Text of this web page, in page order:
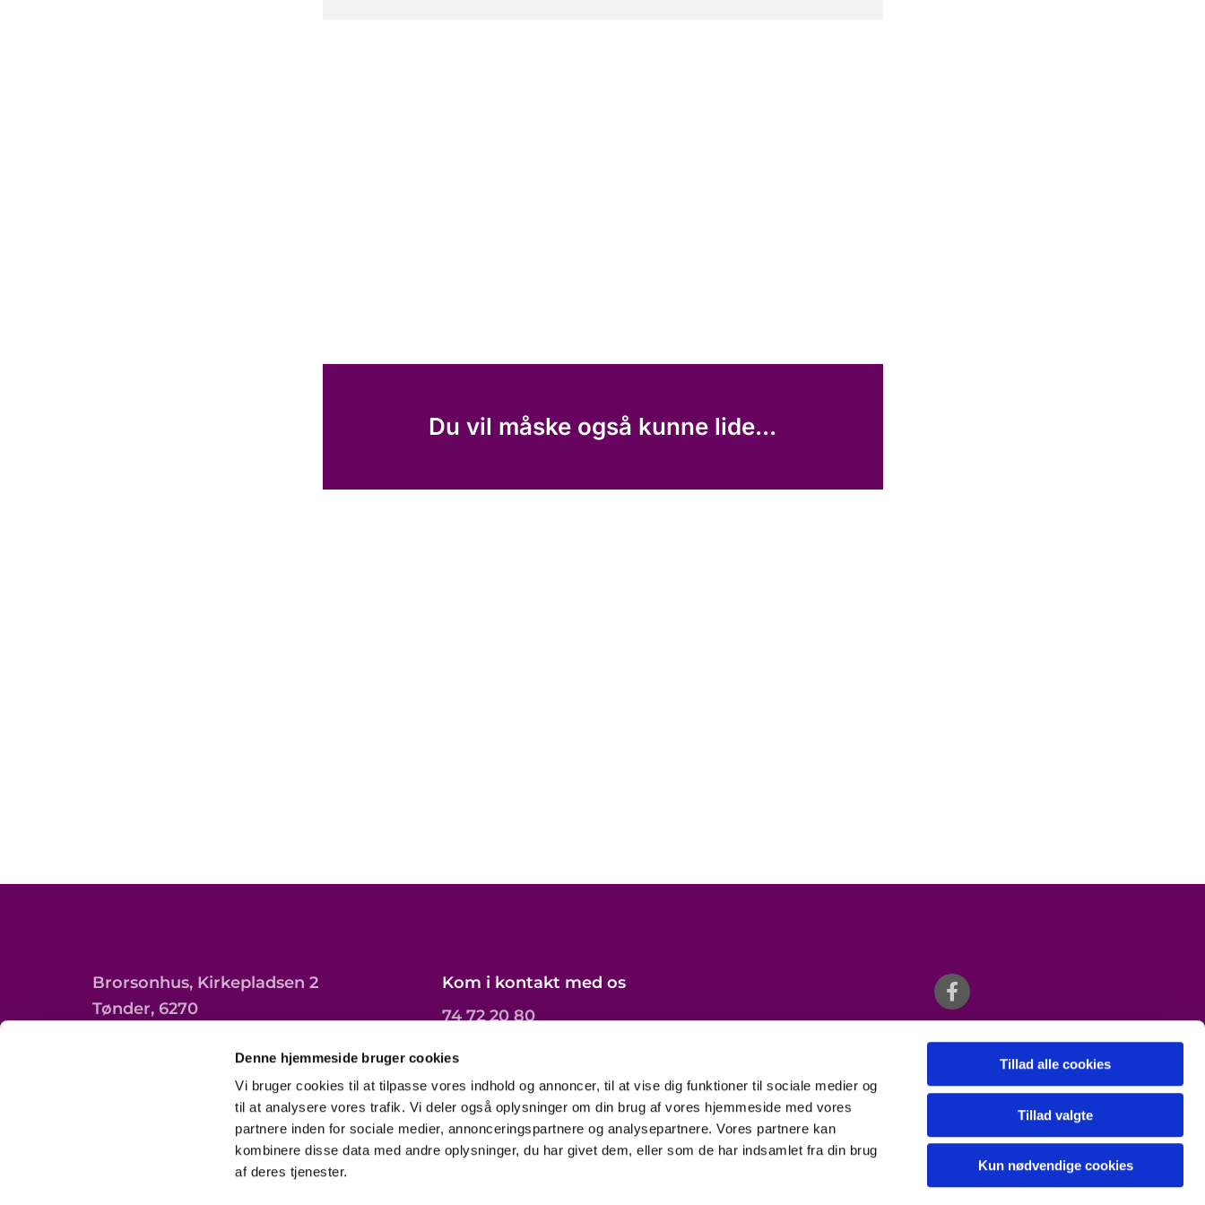
Denne hjemmeside bruger cookies
Vi bruger cookies til at tilpasse vores indhold og annoncer, til at vise dig funktioner til sociale medier og
til at analysere vores trafik. Vi deler også oplysninger om din brug af vores hjemmeside med vores
partnere inden for sociale medier, annonceringspartnere og analysepartnere. Vores partnere kan
kombinere disse data med andre oplysninger, du har givet dem, eller som de har indsamlet fra din brug
af deres tjenester.
Tillad alle cookies
Tillad valgte
Kun nødvendige cookies
Du vil måske også kunne lide...
Brorsonhus, Kirkepladsen 2
Tønder, 6270
Kom i kontakt med os
74 72 20 80
toender.sogn@km.dk